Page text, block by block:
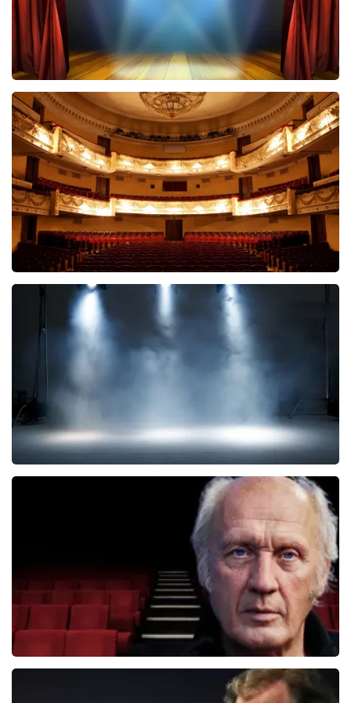
verklaren doordat wij een wederverkoper zijn van
doorverkochte tickets. Wij hopen dat u ondanks alles
toch een fantastische avond heeft gehad. Met
vriendelijke groeten, Joost Topticketshop
40 45 De Musical
2588+ reviews
BEKIJKEN
Malle Babbe
704+ reviews
BEKIJKEN